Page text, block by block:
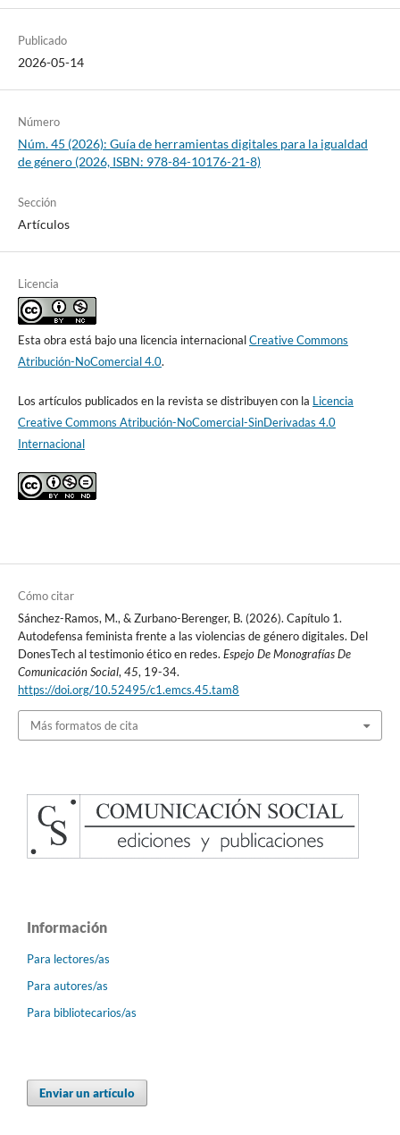
Publicado
2026-05-14
Número
Núm. 45 (2026): Guía de herramientas digitales para la igualdad
de género (2026, ISBN: 978-84-10176-21-8)
Sección
Artículos
Licencia
Esta obra está bajo una licencia internacionalCreative Commons
Atribución-NoComercial 4.0.
Los artículos publicados en la revista se distribuyen con la Licencia
Creative Commons Atribución-NoComercial-SinDerivadas 4.0
Internacional
Cómo citar
Sánchez-Ramos, M., & Zurbano-Berenger, B. (2026). Capítulo 1.
Autodefensa feminista frente a las violencias de género digitales. Del
DonesTech al testimonio ético en redes. Espejo De Monografías De
Comunicación Social, 45, 19-34.
https://doi.org/10.52495/c1.emcs.45.tam8
Más formatos de cita
Información
Para lectores/as
Para autores/as
Para bibliotecarios/as
Enviar un artículo